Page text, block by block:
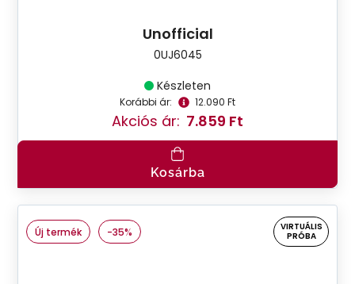
Unofficial
0UJ6045
Készleten
Korábbi ár: 12.090 Ft
Akciós ár: 7.859 Ft
Kosárba
Új termék -35%
VIRTUÁLIS
PRÓBA